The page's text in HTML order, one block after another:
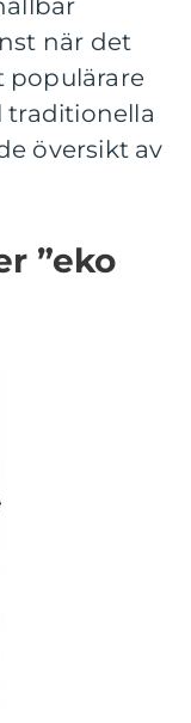
när det
populärare
traditionella
översikt av
”eko